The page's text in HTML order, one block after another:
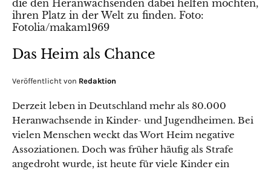
Das Heim als Chance
Veröffentlicht von Redaktion
Derzeit leben in Deutschland mehr als 80.000
Heranwachsende in Kinder- und Jugendheimen. Bei
vielen Menschen weckt das Wort Heim negative
Assoziationen. Doch was früher häufig als Strafe
angedroht wurde, ist heute für viele Kinder ein